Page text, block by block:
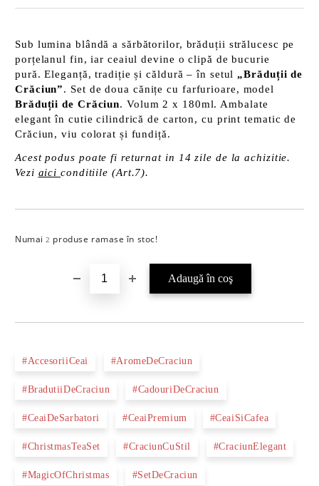
Sub lumina blândă a sărbătorilor, brăduții strălucesc pe
porțelanul fin, iar ceaiul devine o clipă de bucurie
pură. Eleganță, tradiție și căldură – în setul „Brăduții de
Crăciun”. Set de doua cănițe cu farfurioare, model
Brăduții de Crăciun. Volum 2 x 180ml. Ambalate
elegant în cutie cilindrică de carton, cu print tematic de
Crăciun, viu colorat și fundiță.
Acest podus poate fi returnat in 14 zile de la achizitie.
Vezi aici conditiile (Art.7).
Numai2 produse ramase în stoc!
#AccesoriiCeai #AromeDeCraciun
#BradutiiDeCraciun #CadouriDeCraciun
#CeaiDeSarbatori #CeaiPremium #CeaiSiCafea
#ChristmasTeaSet #CraciunCuStil #CraciunElegant
#MagicOfChristmas #SetDeCraciun